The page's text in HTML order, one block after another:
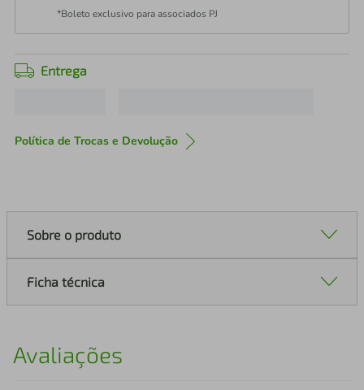
*Boleto exclusivo para associados PJ
Entrega
Política de Trocas e Devolução
Sobre o produto
Ficha técnica
Avaliações